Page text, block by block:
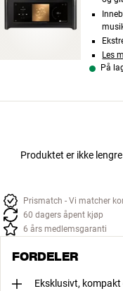
Les
På
Produktet er ikke
Prismatch - Vi matcher
60 dagers åpent kjøp
6 års medlemsgaranti
FORDELER
Eksklusivt,